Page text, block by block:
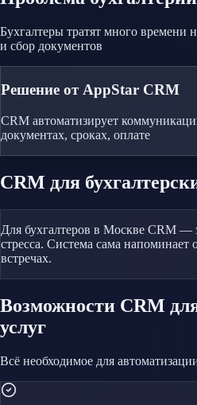
Бухгалтеры тратят много времени
и сбор документов
Решение от AppStar CRM
CRM автоматизирует
документах, сроках, оплате
CRM для
Для бухгалтеров в Москве CRM —
стресса. Система сама напоминает
встречах.
Возможности CRM
услуг
Всё необходимое для